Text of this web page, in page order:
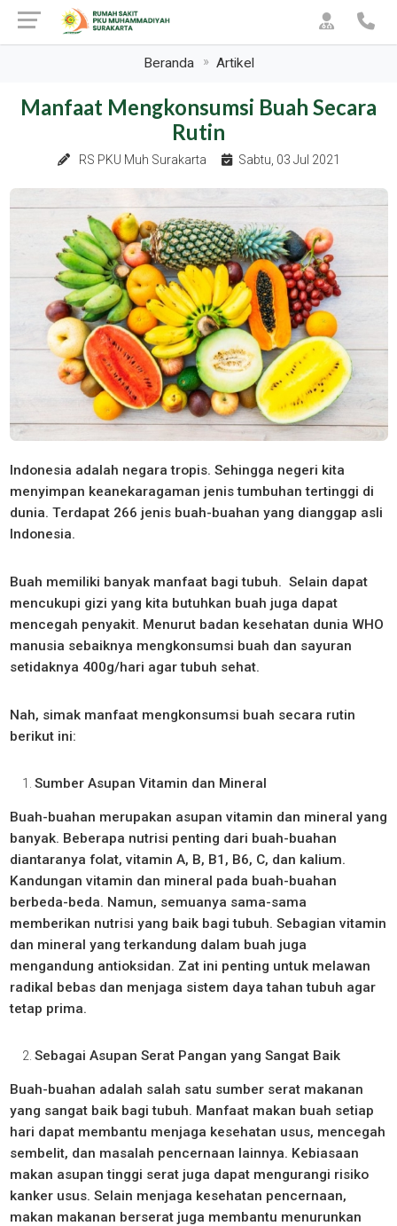
Beranda Artikel
Manfaat Mengkonsumsi Buah Secara
Rutin
RS PKU Muh Surakarta Sabtu, 03 Jul 2021
Indonesia adalah negara tropis. Sehingga negeri kita
menyimpan keanekaragaman jenis tumbuhan tertinggi di
dunia. Terdapat 266 jenis buah-buahan yang dianggap asli
Indonesia.
Buah memiliki banyak manfaat bagi tubuh. Selain dapat
mencukupi gizi yang kita butuhkan buah juga dapat
mencegah penyakit. Menurut badan kesehatan dunia WHO
manusia sebaiknya mengkonsumsi buah dan sayuran
setidaknya 400g/hari agar tubuh sehat.
Nah, simak manfaat mengkonsumsi buah secara rutin
berikut ini:
Sumber Asupan Vitamin dan Mineral
Buah-buahan merupakan asupan vitamin dan mineral yang
banyak. Beberapa nutrisi penting dari buah-buahan
diantaranya folat, vitamin A, B, B1, B6, C, dan kalium.
Kandungan vitamin dan mineral pada buah-buahan
berbeda-beda. Namun, semuanya sama-sama
memberikan nutrisi yang baik bagi tubuh. Sebagian vitamin
dan mineral yang terkandung dalam buah juga
mengandung antioksidan. Zat ini penting untuk melawan
radikal bebas dan menjaga sistem daya tahan tubuh agar
tetap prima.
Sebagai Asupan Serat Pangan yang Sangat Baik
Buah-buahan adalah salah satu sumber serat makanan
yang sangat baik bagi tubuh. Manfaat makan buah setiap
hari dapat membantu menjaga kesehatan usus, mencegah
sembelit, dan masalah pencernaan lainnya. Kebiasaan
makan asupan tinggi serat juga dapat mengurangi risiko
kanker usus. Selain menjaga kesehatan pencernaan,
makan makanan berserat juga membantu menurunkan